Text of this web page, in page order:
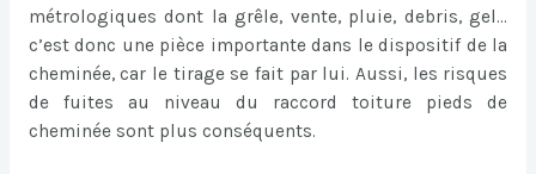
métrologiques dont la grêle, vente, pluie, debris, gel…
c’est donc une pièce importante dans le dispositif de la
cheminée, car le tirage se fait par lui. Aussi, les risques
de fuites au niveau du raccord toiture pieds de
cheminée sont plus conséquents.